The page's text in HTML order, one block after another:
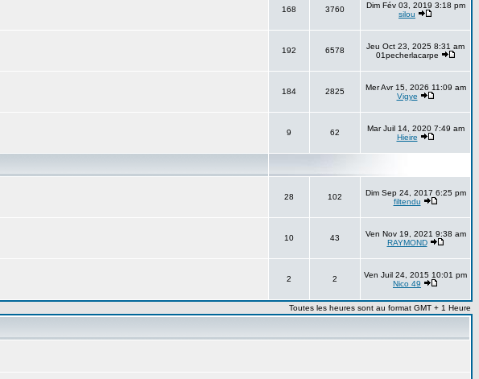
168 3760
Dim Fév 03, 2019 3:18 pm
silou
192 6578
Jeu Oct 23, 2025 8:31 am
01pecherlacarpe
184 2825
Mer Avr 15, 2026 11:09 am
Vigye
9 62
Mar Juil 14, 2020 7:49 am
Hieire
28 102
Dim Sep 24, 2017 6:25 pm
filtendu
10 43
Ven Nov 19, 2021 9:38 am
RAYMOND
2 2
Ven Juil 24, 2015 10:01 pm
Nico 49
Toutes les heures sont au format GMT + 1 Heure